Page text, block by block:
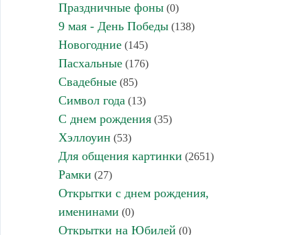
Праздничные фоны(0)
9 мая - День Победы(138)
Новогодние(145)
Пасхальные(176)
Свадебные(85)
Символ года (13)
С днем рождения(35)
Хэллоуин (53)
Для общения картинки (2651)
Рамки (27)
Открытки с днем рождения,
именинами (0)
Открытки на Юбилей (0)